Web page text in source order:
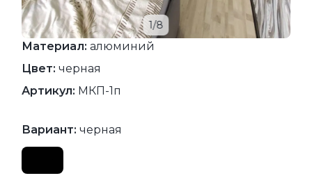
1/8
Материал: алюминий
Цвет: черная
Артикул: МКП-1п
Вариант: черная